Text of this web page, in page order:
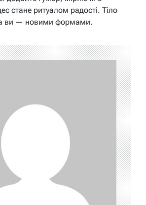
стане ритуалом радості. Тіло
а ви — новими формами.